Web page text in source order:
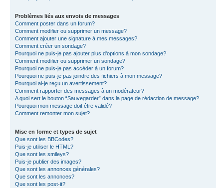
Problèmes liés aux envois de messages
Comment poster dans un forum?
Comment modifier ou supprimer un message?
Comment ajouter une signature à mes messages?
Comment créer un sondage?
Pourquoi ne puis-je pas ajouter plus d'options à mon sondage?
Comment modifier ou supprimer un sondage?
Pourquoi ne puis-je pas accéder à un forum?
Pourquoi ne puis-je pas joindre des fichiers à mon message?
Pourquoi ai-je reçu un avertissement?
Comment rapporter des messages à un modérateur?
A quoi sert le bouton “Sauvegarder” dans la page de rédaction de message?
Pourquoi mon message doit être validé?
Comment remonter mon sujet?
Mise en forme et types de sujet
Que sont les BBCodes?
Puis-je utiliser le HTML?
Que sont les smileys?
Puis-je publier des images?
Que sont les annonces générales?
Que sont les annonces?
Que sont les post-it?